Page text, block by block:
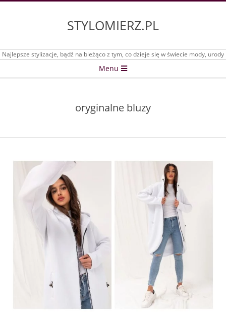
STYLOMIERZ.PL
Najlepsze stylizacje, bądź na bieżąco z tym, co dzieje się w świecie mody, urody
Menu
oryginalne bluzy